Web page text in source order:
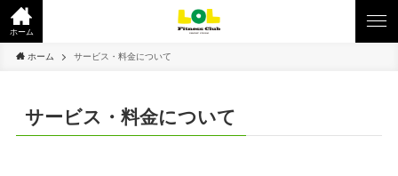
ホーム
ホーム サービス・料金について
サービス・料金について